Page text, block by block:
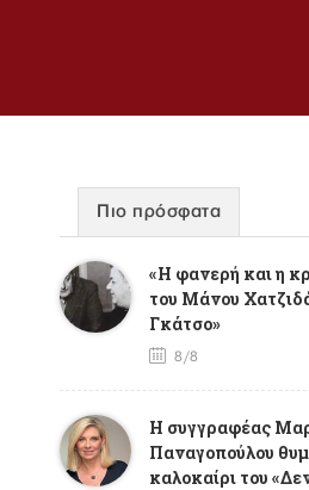
Πιο πρόσφατα
«Η φανερή και η
του Μάνου
Γκάτσο»
8/8
Η συγγραφέας
Παναγοπούλου
καλοκαίρι του